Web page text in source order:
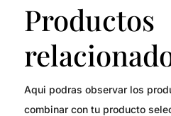
Productos
Aqui podras observar los
combinar con tu producto